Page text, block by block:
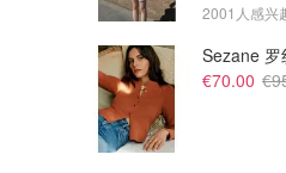
2001人感兴
Sezane
€70.00